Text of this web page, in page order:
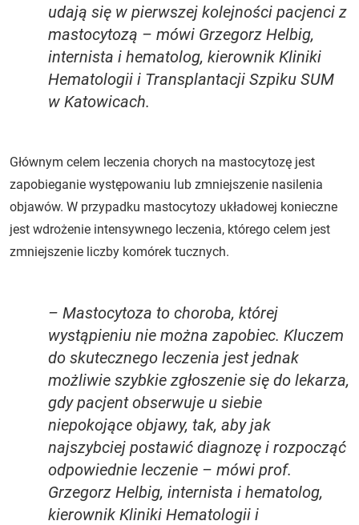
udają się w pierwszej kolejności pacjenci z
mastocytozą – mówi Grzegorz Helbig,
internista i hematolog, kierownik Kliniki
Hematologii i Transplantacji Szpiku SUM
w Katowicach.
Głównym celem leczenia chorych na mastocytozę jest
zapobieganie występowaniu lub zmniejszenie nasilenia
objawów. W przypadku mastocytozy układowej konieczne
jest wdrożenie intensywnego leczenia, którego celem jest
zmniejszenie liczby komórek tucznych.
– Mastocytoza to choroba, której
wystąpieniu nie można zapobiec. Kluczem
do skutecznego leczenia jest jednak
możliwie szybkie zgłoszenie się do lekarza,
gdy pacjent obserwuje u siebie
niepokojące objawy, tak, aby jak
najszybciej postawić diagnozę i rozpocząć
odpowiednie leczenie – mówi prof.
Grzegorz Helbig, internista i hematolog,
kierownik Kliniki Hematologii i